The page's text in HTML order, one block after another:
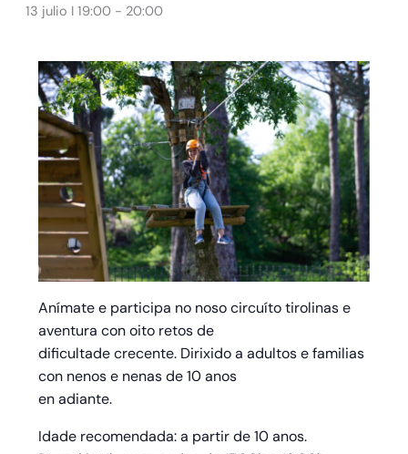
13 julio I 19:00- 20:00
Anímate e participa no noso circuíto tirolinas e
aventura con oito retos de
dificultade crecente. Dirixido a adultos e familias
con nenos e nenas de 10 anos
en adiante.
Idade recomendada: a partir de 10 anos.